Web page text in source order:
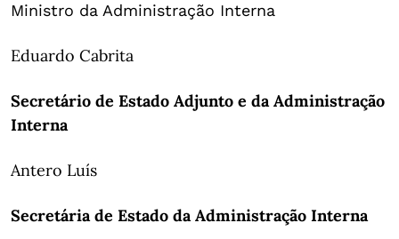
Ministro da Administração Interna
Eduardo Cabrita
Secretário de Estado Adjunto e da Administração
Interna
Antero Luís
Secretária de Estado da Administração Interna